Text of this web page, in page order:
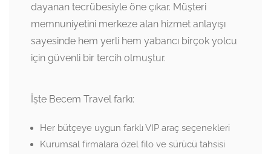
dayanan tecrübesiyle öne çıkar. Müşteri
memnuniyetini merkeze alan hizmet anlayışı
sayesinde hem yerli hem yabancı birçok yolcu
için güvenli bir tercih olmuştur.
İşte Becem Travel farkı:
Her bütçeye uygun farklı VIP araç seçenekleri
Kurumsal firmalara özel filo ve sürücü tahsisi